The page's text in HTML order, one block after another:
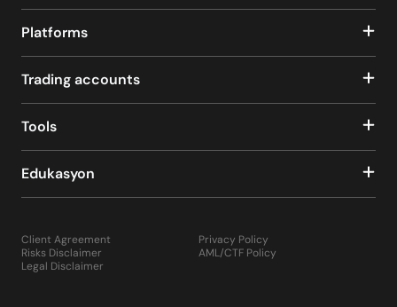
Platforms
Trading accounts
Tools
Edukasyon
Client Agreement
Risks Disclaimer
Legal Disclaimer
Privacy Policy
AML/CTF Policy